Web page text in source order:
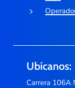
Ubícanos:
Carrera 106A